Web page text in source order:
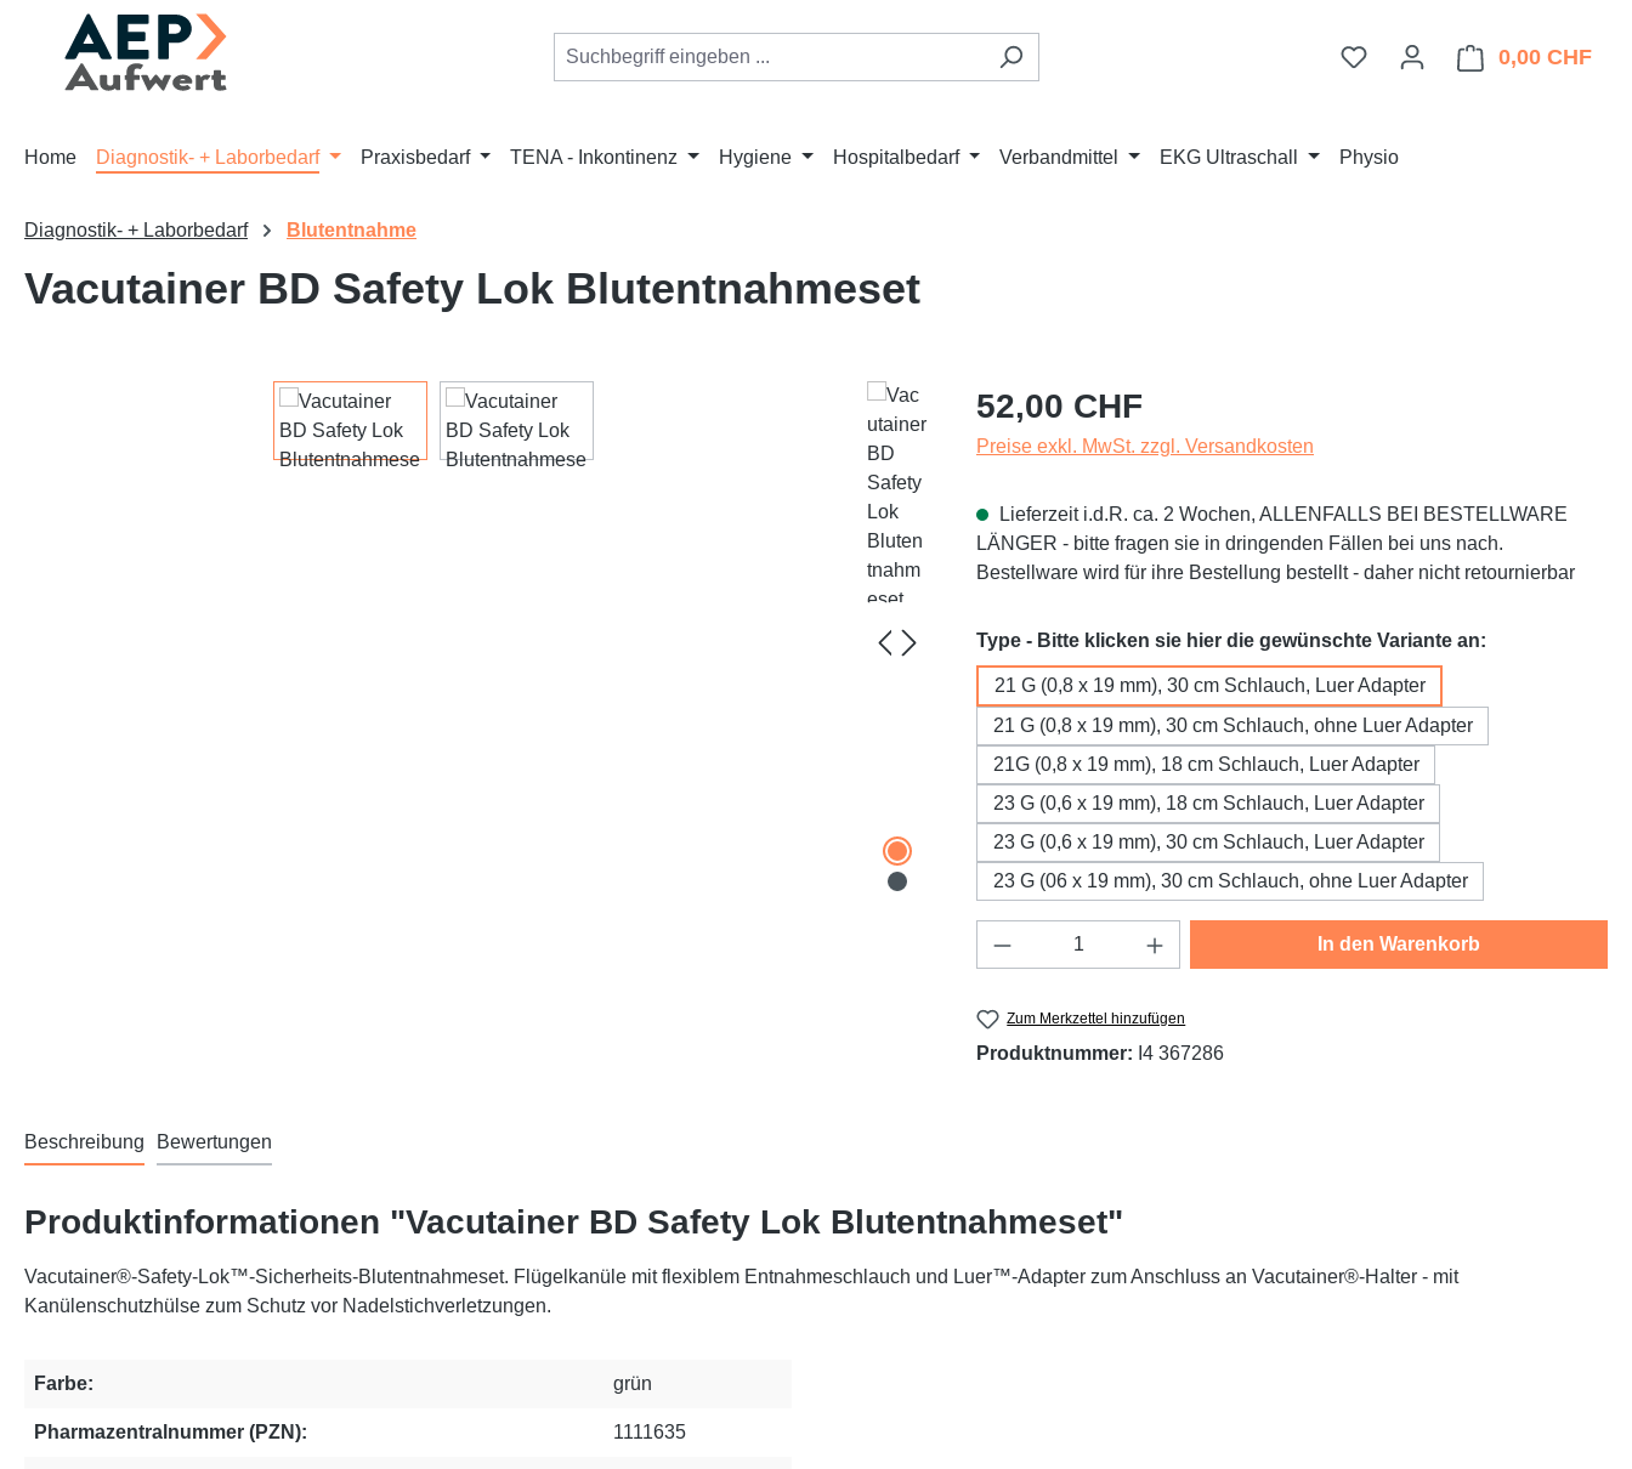
Hauptinhalt springen
Zur Suche springen
Zur Hauptnavigation springen
Du hast 0 Produkte auf dem
0,00 CHF
Home Diagnostik- + Laborbedarf Praxisbedarf TENA - Inkontinenz Hygiene Hospitalbedarf Verbandmittel EKG Ultraschall Physio
Diagnostik- + Laborbedarf Blutentnahme
Vacutainer BD Safety Lok Blutentnahmeset
Regulärer Preis:
52,00 CHF
Preise exkl. MwSt. zzgl. Versandkosten
Lieferzeit i.d.R. ca. 2 Wochen, ALLENFALLS BEI BESTELLWARE
LÄNGER - bitte fragen sie in dringenden Fällen bei uns nach.
Bestellware wird für ihre Bestellung bestellt - daher nicht retournierbar
Type - Bitte klicken sie hier die gewünschte Variante an:
21 G (0,8 x 19 mm), 30 cm Schlauch, Luer Adapter
21 G (0,8 x 19 mm), 30 cm Schlauch, ohne Luer Adapter
21G (0,8 x 19 mm), 18 cm Schlauch, Luer Adapter
23 G (0,6 x 19 mm), 18 cm Schlauch, Luer Adapter
23 G (0,6 x 19 mm), 30 cm Schlauch, Luer Adapter
23 G (06 x 19 mm), 30 cm Schlauch, ohne Luer Adapter
Produkt Anzahl: Gib den gewünschten Wert ein
In den Warenkorb
Zum Merkzettel hinzufügen
Produktnummer: I4 367286
Beschreibung Bewertungen
Produktinformationen "Vacutainer BD Safety Lok Blutentnahmeset"
Vacutainer®-Safety-Lok™-Sicherheits-Blutentnahmeset. Flügelkanüle mit flexiblem Entnahmeschlauch und Luer™-Adapter zum Anschluss an Vacutainer®-Halter - mit
Kanülenschutzhülse zum Schutz vor Nadelstichverletzungen.
Farbe: grün
Pharmazentralnummer (PZN): 1111635